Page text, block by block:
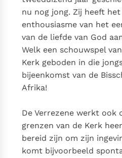
nu nog jong. Zij heeft
enthousiasme van het
van de liefde van God
Welk een schouwspel
Kerk geboden in die
bijeenkomst van de
Afrika!
De Verrezene werkt ook
grenzen van de Kerk
bereid zijn om zijn
komt bijvoorbeeld